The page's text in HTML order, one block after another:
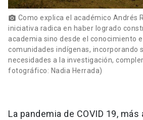
photo_camera Como explica el académico Andrés
iniciativa radica en haber logrado
academia sino desde el conocimiento
comunidades indígenas, incorporando
necesidades a la investigación,
fotográfico: Nadia Herrada)
La pandemia de COVID 19,